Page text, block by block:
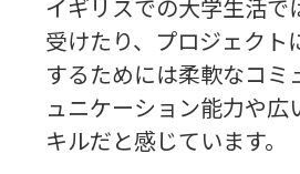
イギリスでの大学生活
受けたり、プロジェク
するためには柔軟なコ
ュニケーション能力や
キルだと感じています。